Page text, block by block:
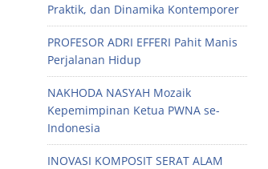
Praktik, dan Dinamika Kontemporer
PROFESOR ADRI EFFERI Pahit Manis
Perjalanan Hidup
NAKHODA NASYAH Mozaik
Kepemimpinan Ketua PWNA se-
Indonesia
INOVASI KOMPOSIT SERAT ALAM